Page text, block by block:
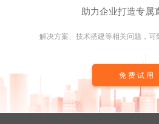
助力企业打造专属
解决方案、技术搭建等相关问题，
免费试用